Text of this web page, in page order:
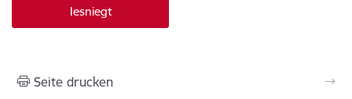
Seite drucken